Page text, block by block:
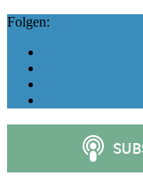
Folgen: